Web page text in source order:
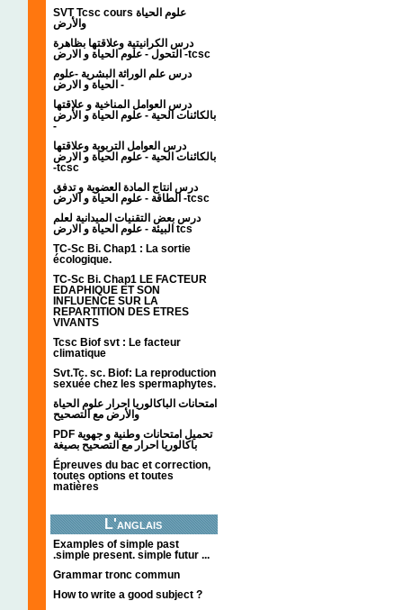
SVT Tcsc cours علوم الحياة
والأرض
درس الكرانيتية وعلاقتها بظاهرة
التحول - علوم الحياة و الارض -tcsc
درس علم الوراثة البشرية -علوم
الحياة و الارض -
درس العوامل المناخية و علاقتها
بالكائنات الحية - علوم الحياة و الأرض
-
درس العوامل التربوية وعلاقتها
بالكائنات الحية - علوم الحياة و الارض
-tcsc
درس انتاج المادة العضوية و تدفق
الطاقة - علوم الحياة و الارض -tcsc
درس بعض التقنيات الميدانية لعلم
البيئة - علوم الحياة و الارض tcs
TC-Sc Bi. Chap1 : La sortie
écologique.
TC-Sc Bi. Chap1 LE FACTEUR
EDAPHIQUE ET SON
INFLUENCE SUR LA
REPARTITION DES ETRES
VIVANTS
Tcsc Biof svt : Le facteur
climatique
Svt.Tc. sc. Biof: La reproduction
sexuée chez les spermaphytes.
امتحانات الباكالوريا احرار علوم الحياة
والأرض مع التصحيح
PDF تحميل امتحانات وطنية و جهوية
باكالوريا احرار مع التصحيح بصيغة
Épreuves du bac et correction,
toutes options et toutes
matières
L'anglais
Examples of simple past
.simple present. simple futur ...
Grammar tronc commun
How to write a good subject ?